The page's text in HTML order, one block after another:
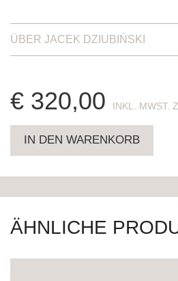
ÜBER JACEK DZIUBIŃSKI
€ 320,00
IN DEN WARENKORB
ÄHNLICHE